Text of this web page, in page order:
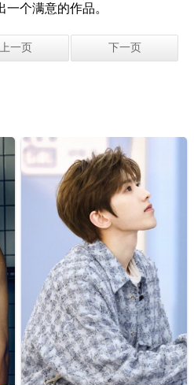
一个满意的作品。
上一页 下一页